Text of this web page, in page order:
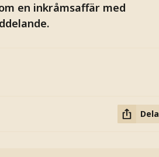
en inkråmsaffär med
Dela